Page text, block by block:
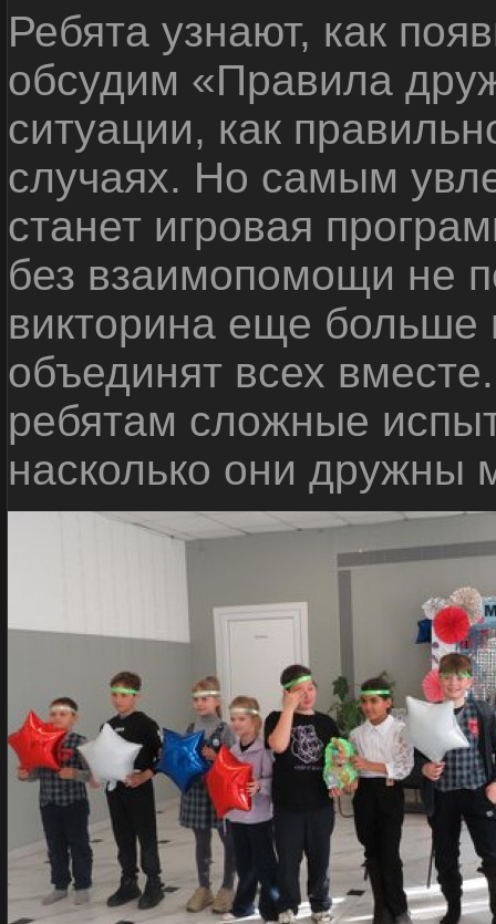
Ребята узнают, как
обсудим «Правила
ситуации, как
случаях. Но самым
станет игровая
без взаимопомощи не
викторина еще
объединят всех
ребятам сложные
насколько они дружны